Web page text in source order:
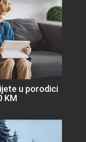
u porodici
KM